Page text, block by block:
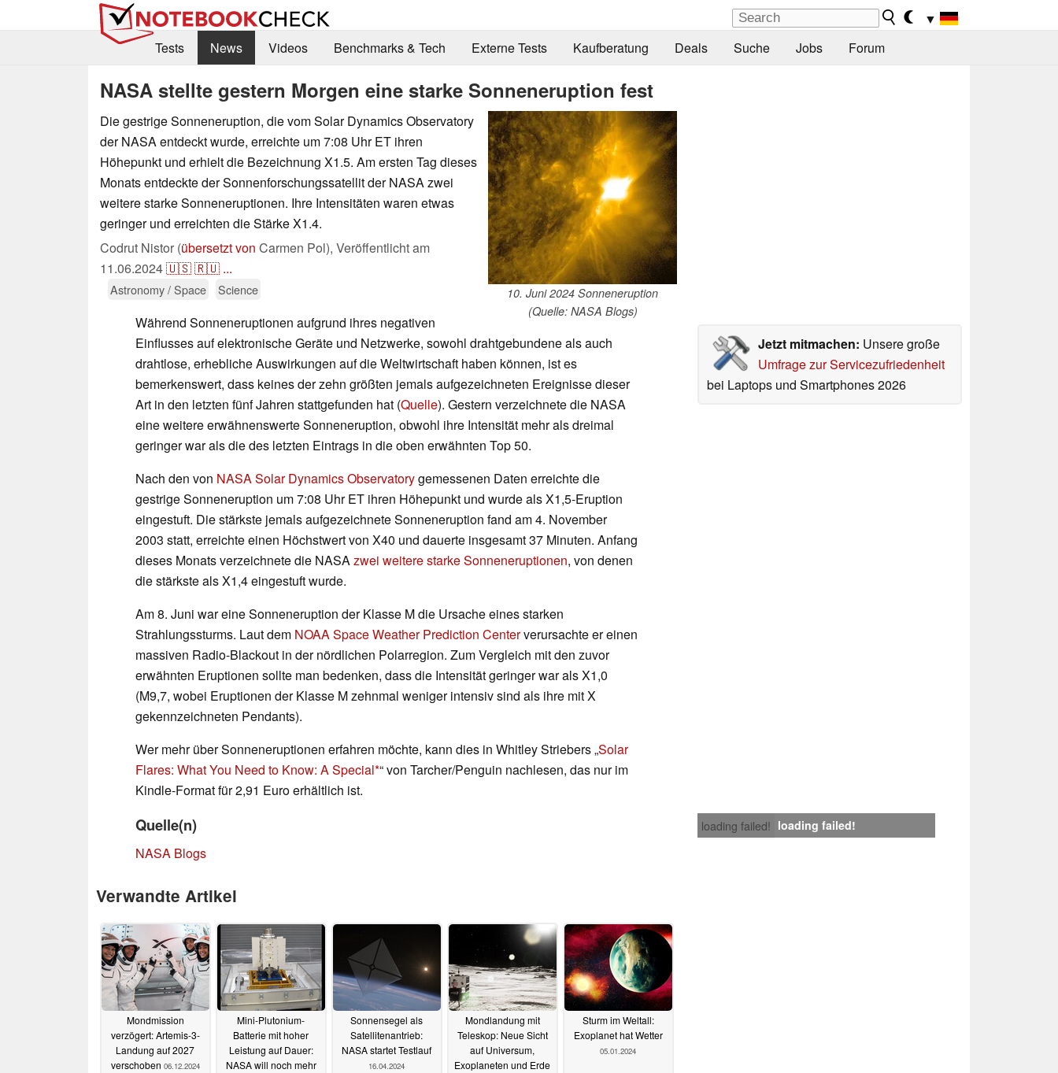
▼
Tests
News Videos Benchmarks & Tech Externe Tests Kaufberatung Deals Suche Jobs Forum
NASA stellte gestern Morgen eine starke Sonneneruption fest
10. Juni 2024 Sonneneruption
(Quelle: NASA Blogs)
Die gestrige Sonneneruption, die vom Solar Dynamics Observatory
der NASA entdeckt wurde, erreichte um 7:08 Uhr ET ihren
Höhepunkt und erhielt die Bezeichnung X1.5. Am ersten Tag dieses
Monats entdeckte der Sonnenforschungssatellit der NASA zwei
weitere starke Sonneneruptionen. Ihre Intensitäten waren etwas
geringer und erreichten die Stärke X1.4.
Codrut Nistor (übersetzt von Carmen Pol), Veröffentlicht am
11.06.2024🇺🇸🇷🇺 ...
Astronomy / Space Science
Jetzt mitmachen: Unsere große
Umfrage zur Servicezufriedenheit
bei Laptops und Smartphones 2026
Während Sonneneruptionen aufgrund ihres negativen
Einflusses auf elektronische Geräte und Netzwerke, sowohl drahtgebundene als auch
drahtlose, erhebliche Auswirkungen auf die Weltwirtschaft haben können, ist es
bemerkenswert, dass keines der zehn größten jemals aufgezeichneten Ereignisse dieser
Art in den letzten fünf Jahren stattgefunden hat (Quelle). Gestern verzeichnete die NASA
eine weitere erwähnenswerte Sonneneruption, obwohl ihre Intensität mehr als dreimal
geringer war als die des letzten Eintrags in die oben erwähnten Top 50.
Nach den von NASA Solar Dynamics Observatorygemessenen Daten erreichte die
gestrige Sonneneruption um 7:08 Uhr ET ihren Höhepunkt und wurde als X1,5-Eruption
eingestuft. Die stärkste jemals aufgezeichnete Sonneneruption fand am 4. November
2003 statt, erreichte einen Höchstwert von X40 und dauerte insgesamt 37 Minuten. Anfang
dieses Monats verzeichnete die NASAzwei weitere starke Sonneneruptionen, von denen
die stärkste als X1,4 eingestuft wurde.
Am 8. Juni war eine Sonneneruption der Klasse M die Ursache eines starken
Strahlungssturms. Laut dem NOAA Space Weather Prediction Centerverursachte er einen
massiven Radio-Blackout in der nördlichen Polarregion. Zum Vergleich mit den zuvor
erwähnten Eruptionen sollte man bedenken, dass die Intensität geringer war als X1,0
(M9,7, wobei Eruptionen der Klasse M zehnmal weniger intensiv sind als ihre mit X
gekennzeichneten Pendants).
Wer mehr über Sonneneruptionen erfahren möchte, kann dies in Whitley Striebers „Solar
Flares: What You Need to Know: A Special “ von Tarcher/Penguin nachlesen, das nur im
Kindle-Format für 2,91 Euro erhältlich ist.
loading failed! loading failed!
Quelle(n)
NASA Blogs
Verwandte Artikel
Mondmission
verzögert: Artemis-3-
Landung auf 2027
verschoben 06.12.2024
Mini-Plutonium-
Batterie mit hoher
Leistung auf Dauer:
NASA will noch mehr
Sonnensegel als
Satellitenantrieb:
NASA startet Testlauf
16.04.2024
Mondlandung mit
Teleskop: Neue Sicht
auf Universum,
Exoplaneten und Erde
Sturm im Weltall:
Exoplanet hat Wetter
05.01.2024